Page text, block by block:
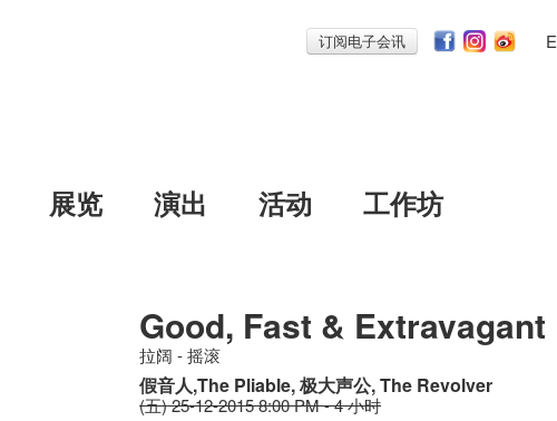
订阅电子会讯
展览 演出 活动
工作坊
Good, Fast & Extravagant
拉阔 - 摇滚
假音人,The Pliable, 极大声公, The Revolver
(五) 25-12-2015 8:00 PM - 4 小时